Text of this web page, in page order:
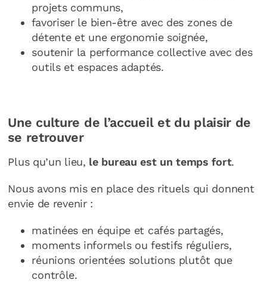
projets communs,
favoriser le bien-être avec des zones de
détente et une ergonomie soignée,
soutenir la performance collective avec des
outils et espaces adaptés.
Une culture de l’accueil et du plaisir de
se retrouver
Plus qu’un lieu, le bureau est un temps fort.
Nous avons mis en place des rituels qui donnent
envie de revenir :
matinées en équipe et cafés partagés,
moments informels ou festifs réguliers,
réunions orientées solutions plutôt que
contrôle.